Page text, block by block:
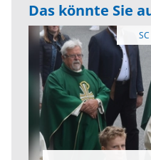
Das könnte Sie